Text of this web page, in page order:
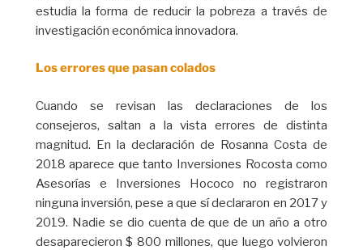
estudia la forma de reducir la pobreza a través de
investigación económica innovadora.
Los errores que pasan colados
Cuando se revisan las declaraciones de los
consejeros, saltan a la vista errores de distinta
magnitud. En la declaración de Rosanna Costa de
2018 aparece que tanto Inversiones Rocosta como
Asesorías e Inversiones Hococo no registraron
ninguna inversión, pese a que sí declararon en 2017 y
2019. Nadie se dio cuenta de que de un año a otro
desaparecieron $ 800 millones, que luego volvieron